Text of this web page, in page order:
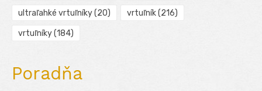
ultraľahké vrtuľníky(20) vrtuľník(216)
vrtuľníky(184)
Poradňa